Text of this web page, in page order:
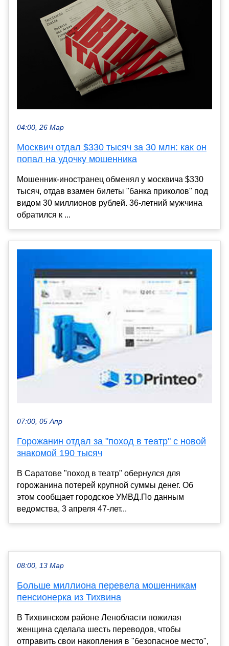
04:00, 26 Мар
Москвич отдал $330 тысяч за 30 млн: как он
попал на удочку мошенника
Мошенник-иностранец обменял у москвича $330
тысяч, отдав взамен билеты "банка приколов" под
видом 30 миллионов рублей. 36-летний мужчина
обратился к ...
07:00, 05 Апр
Горожанин отдал за "поход в театр" с новой
знакомой 190 тысяч
В Саратове "поход в театр" обернулся для
горожанина потерей крупной суммы денег. Об
этом сообщает городское УМВД.По данным
ведомства, 3 апреля 47-лет...
08:00, 13 Мар
Больше миллиона перевела мошенникам
пенсионерка из Тихвина
В Тихвинском районе Ленобласти пожилая
женщина сделала шесть переводов, чтобы
отправить свои накопления в "безопасное место",